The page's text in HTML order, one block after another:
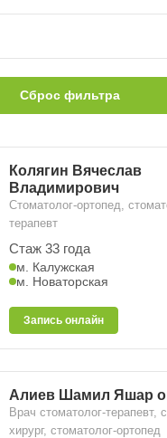
Сброс фильтра
Колягин Вячеслав
Владимирович
Стоматолог-ортопед,
терапевт
Стаж 33 года
м. Калужская
м. Новаторская
Запись онлайн
Алиев Шамил Яшар
Врач стоматолог-терапевт,
хирург, стоматолог-ортопед